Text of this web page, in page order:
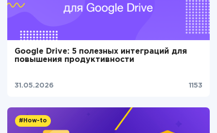
Google Drive: 5 полезных интеграций для
повышения продуктивности
31.05.2026 1153
#How-to